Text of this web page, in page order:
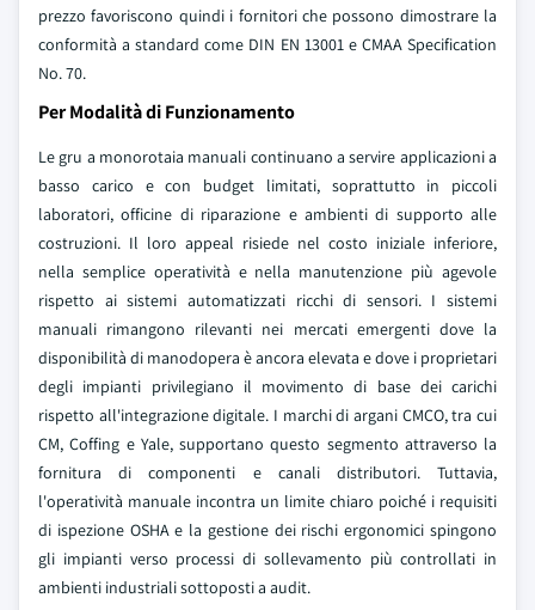
prezzo favoriscono quindi i fornitori che possono dimostrare la
conformità a standard come DIN EN 13001 e CMAA Specification
No. 70.
Per Modalità di Funzionamento
Le gru a monorotaia manuali continuano a servire applicazioni a
basso carico e con budget limitati, soprattutto in piccoli
laboratori, officine di riparazione e ambienti di supporto alle
costruzioni. Il loro appeal risiede nel costo iniziale inferiore,
nella semplice operatività e nella manutenzione più agevole
rispetto ai sistemi automatizzati ricchi di sensori. I sistemi
manuali rimangono rilevanti nei mercati emergenti dove la
disponibilità di manodopera è ancora elevata e dove i proprietari
degli impianti privilegiano il movimento di base dei carichi
rispetto all'integrazione digitale. I marchi di argani CMCO, tra cui
CM, Coffing e Yale, supportano questo segmento attraverso la
fornitura di componenti e canali distributori. Tuttavia,
l'operatività manuale incontra un limite chiaro poiché i requisiti
di ispezione OSHA e la gestione dei rischi ergonomici spingono
gli impianti verso processi di sollevamento più controllati in
ambienti industriali sottoposti a audit.